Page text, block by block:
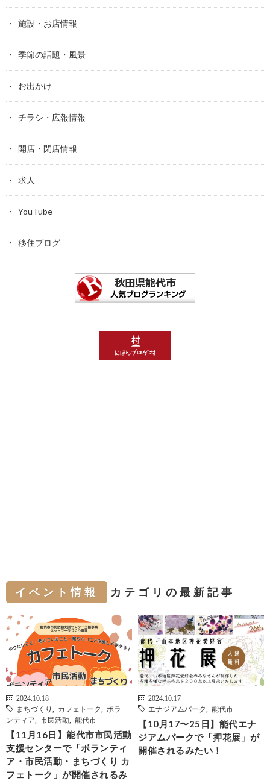
施設・お店情報
季節の話題・風景
お出かけ
チラシ・広報情報
開店・閉店情報
求人
YouTube
移住ブログ
イベント情報 カテゴリの最新記事
2024.10.18
まちづくり
カフェトーク
ボラ
ンティア
市民活動 能代市
【11月16日】能代市市民活動
支援センターで「ボランティ
ア・市民活動・まちづくり カ
フェトーク」が開催されるみ
2024.10.17
エナジアムパーク
能代市
【10月17〜25日】能代エナ
ジアムパークで「押花展」が
開催されるみたい！